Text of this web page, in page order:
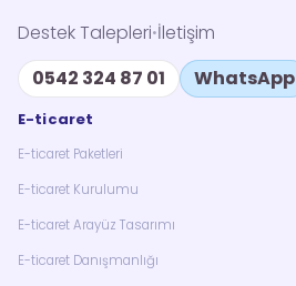
Destek Talepleri•İletişim
0542 324 87 01
WhatsApp
E-ticaret
E-ticaret Paketleri
E-ticaret Kurulumu
E-ticaret Arayüz Tasarımı
E-ticaret Danışmanlığı